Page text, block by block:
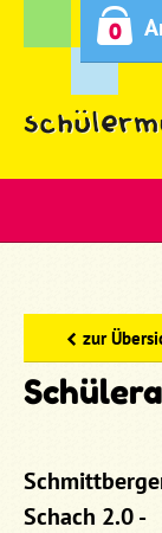
0
zur
Schach 2.0 -